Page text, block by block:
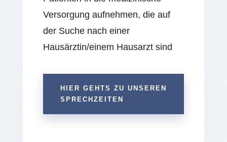
Versorgung aufnehmen, die auf
der Suche nach einer
Hausärztin/einem Hausarzt sind
HIER GEHTS ZU UNSEREN
SPRECHZEITEN